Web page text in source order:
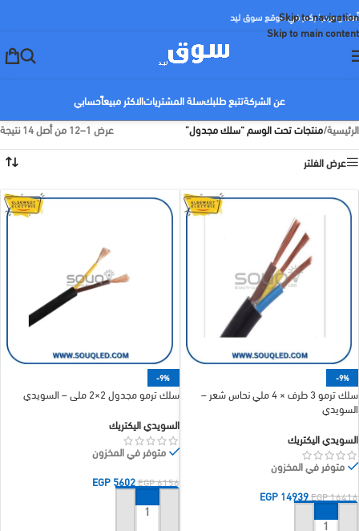
Skip to navigation
Skip to main content
أهلا ومرحبا بكم في موقع سوق ليد
عن الشركةتتبع طلبكسلة المشترياتالاكثر مبيعاًحسابي
الرئيسية/منتجات تحت الوسم “سلك مجدول”
عرض 1–12 من أصل 14 نتيجة
عرض الفلتر
-9%
سلك ترمو 3 طرف × 4 ملي نحاس شعر –
السويدي
السويدي اليكتريك
متوفر في المخزون
EGP16416
EGP14939
-9%
سلك ترمو مجدول 2×2 ملي – السويدي
السويدي اليكتريك
متوفر في المخزون
EGP6156
EGP5602
إضافة إلى السلة